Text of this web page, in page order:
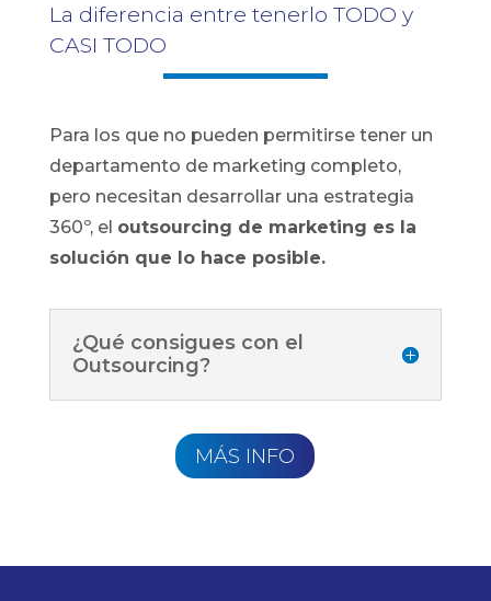
La diferencia entre tenerlo TODO y
CASI TODO
Para los que no pueden permitirse tener un
departamento de marketing completo,
pero necesitan desarrollar una estrategia
360º, el outsourcing de marketing es la
solución que lo hace posible.
¿Qué consigues con el
Outsourcing?
MÁS INFO